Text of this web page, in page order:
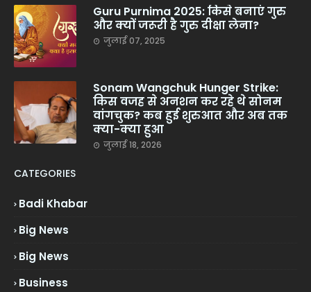
Guru Purnima 2025: किसे बनाएं गुरु
और क्यों जरूरी है गुरु दीक्षा लेना?
जुलाई 07, 2025
Sonam Wangchuk Hunger Strike:
किस वजह से अनशन कर रहे थे सोनम
वांगचुक? कब हुई शुरुआत और अब तक
क्या-क्या हुआ
जुलाई 18, 2026
CATEGORIES
Badi Khabar
Big News
Big News
Business